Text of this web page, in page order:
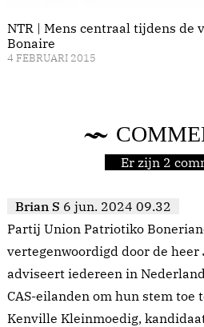
NTR | Mens centraal tijdens de
Bonaire
4 FEBRUARI 2015
Er zijn 2
Brian S 6 jun. 2024 09.32
Partij Union Patriotiko
vertegenwoordigd door de heer
adviseert iedereen in
CAS-eilanden om hun stem toe
Kenville Kleinmoedig,